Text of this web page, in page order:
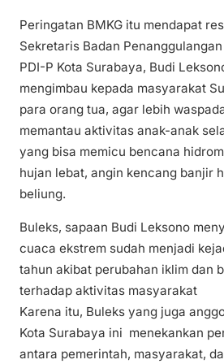
Peringatan BMKG itu mendapat
Sekretaris Badan
PDI-P Kota Surabaya, Budi
mengimbau kepada masyarakat
para orang tua, agar lebih
memantau aktivitas anak-anak
yang bisa memicu bencana
hujan lebat, angin kencang banjir
beliung.
Buleks, sapaan Budi Leksono
cuaca ekstrem sudah menjadi
tahun akibat perubahan iklim dan
terhadap aktivitas masyarakat
Karena itu, Buleks yang juga
Kota Surabaya ini menekankan
antara pemerintah, masyarakat,